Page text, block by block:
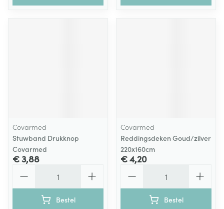
Covarmed
Stuwband Drukknop
Covarmed
€ 3,88
Bestel
Covarmed
Reddingsdeken Goud/zilver
220x160cm
€ 4,20
Bestel